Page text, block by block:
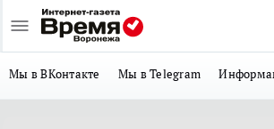
Мы в ВКонтакте Мы в Telegram